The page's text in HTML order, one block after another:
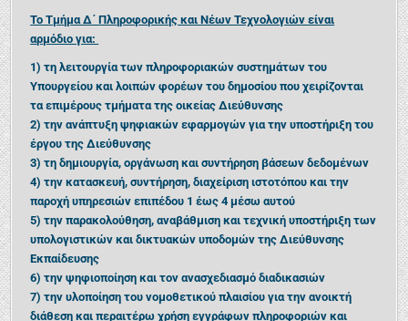
Το Τμήμα Δ΄ Πληροφορικής και Νέων Τεχνολογιών είναι
αρμόδιο για:
1) τη λειτουργία των πληροφοριακών συστημάτων του
Υπουργείου και λοιπών φορέων του δημοσίου που χειρίζονται
τα επιμέρους τμήματα της οικείας Διεύθυνσης
2) την ανάπτυξη ψηφιακών εφαρμογών για την υποστήριξη του
έργου της Διεύθυνσης
3) τη δημιουργία, οργάνωση και συντήρηση βάσεων δεδομένων
4) την κατασκευή, συντήρηση, διαχείριση ιστοτόπου και την
παροχή υπηρεσιών επιπέδου 1 έως 4 μέσω αυτού
5) την παρακολούθηση, αναβάθμιση και τεχνική υποστήριξη των
υπολογιστικών και δικτυακών υποδομών της Διεύθυνσης
Εκπαίδευσης
6) την ψηφιοποίηση και τον ανασχεδιασμό διαδικασιών
7) την υλοποίηση του νομοθετικού πλαισίου για την ανοικτή
διάθεση και περαιτέρω χρήση εγγράφων πληροφοριών και